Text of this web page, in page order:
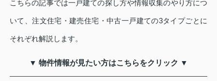
こちらの記事では一戸建ての探し方や情報収集のやり方につ
いて、注文住宅・建売住宅・中古一戸建ての3タイプごとに
それぞれ解説します。
▼ 物件情報が見たい方はこちらをクリック ▼